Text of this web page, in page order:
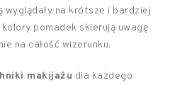
wyglądały na krótsze i bardziej
pomadek skierują uwagę
na całość wizerunku.
makijażu dla każdego